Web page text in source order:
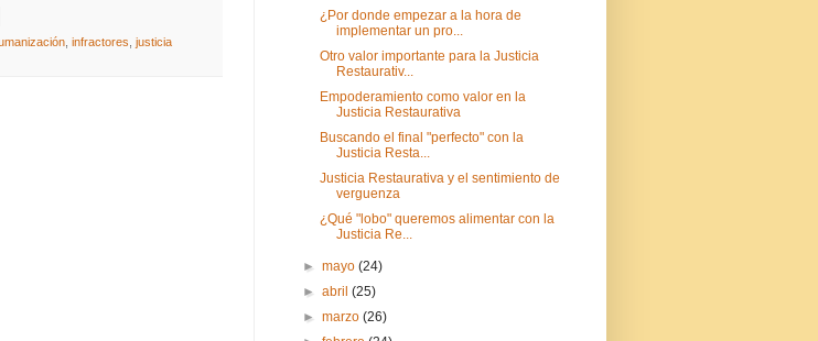
, infractores, justicia
¿Por donde empezar a la hora de
implementar un pro...
Otro valor importante para la Justicia
Restaurativ...
Empoderamiento como valor en la
Justicia Restaurativa
Buscando el final "perfecto" con la
Justicia Resta...
Justicia Restaurativa y el sentimiento de
verguenza
¿Qué "lobo" queremos alimentar con la
Justicia Re...
►mayo(24)
►abril(25)
►marzo(26)